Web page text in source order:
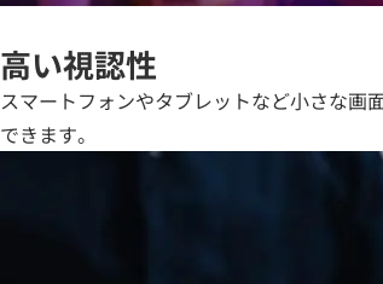
高い視認性
スマートフォンやタブレットなど小さな画
できます。